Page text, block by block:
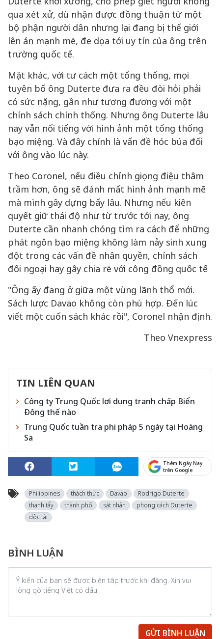
qua xét xử, dù nhận được đồng thuận từ một
bộ phận người dân nhưng lại đang bị thế giới
lên án mạnh mẽ, đe dọa tới uy tín của ông trên
trường quốc tế.
Mặt khác, với tư cách một tổng thống, mọi
tuyên bố ông Duterte đưa ra đều đòi hỏi phải
có sức nặng, gần như tương đương với một
chính sách chính thống. Nhưng ông Duterte lâu
nay vẫn nổi tiếng với hình ảnh một tổng thống
bạo miệng. Và đây chính là vấn đề hóc búa đối
với ông vào lúc này.
Theo Coronel, nếu điều chỉnh giọng điệu thâm
trầm hơn, ông sẽ đánh mất hình ảnh mạnh mẽ
mà mình gây dựng bấy lâu. Nhưng nếu kiên
quyết giữ thái độ như từ trước tới nay, ông
Duterte cần nhanh chóng tìm ra cách để những
phát ngôn bạo miệng không làm nảy sinh xung
đột trong các vấn đề nhân quyền, chính sách
đối ngoại hay gây chia rẽ với công đồng quốc tế
"Ông ấy đang ở giữa một vùng lãnh thổ mới.
Sách lược Davao không còn phù hợp. Đến lúc
viết một cuốn sách khác rồi", Coronel nhận định.
Theo Vnexpress
TIN LIÊN QUAN
Công ty Trung Quốc lợi dụng tranh chấp Biển
Đông thế nào
Trung Quốc tuần tra phi pháp 5 ngày tại Hoàng
Sa
Thêm Ngày Nay
trên Google
Philippines thách thức Davao
Rodrigo Duterte
thanh tẩy
thành phố sát nhân
phong cách Duterte
độc tài
BÌNH LUẬN
GỬI BÌNH LUẬN